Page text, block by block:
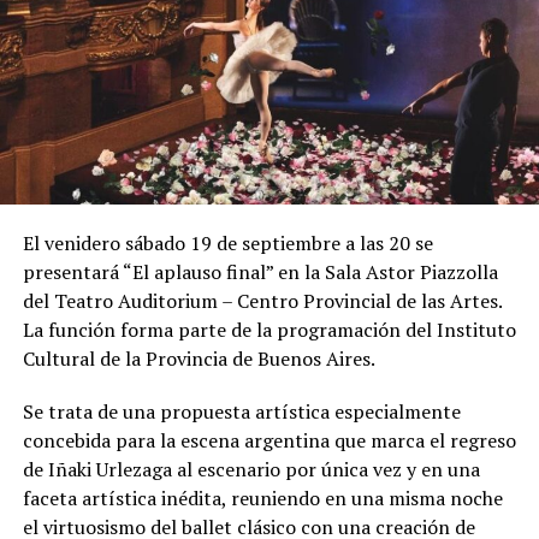
El venidero sábado 19 de septiembre a las 20 se
presentará “El aplauso final” en la Sala Astor Piazzolla
del Teatro Auditorium – Centro Provincial de las Artes.
La función forma parte de la programación del Instituto
Cultural de la Provincia de Buenos Aires.
Se trata de una propuesta artística especialmente
concebida para la escena argentina que marca el regreso
de Iñaki Urlezaga al escenario por única vez y en una
faceta artística inédita, reuniendo en una misma noche
el virtuosismo del ballet clásico con una creación de